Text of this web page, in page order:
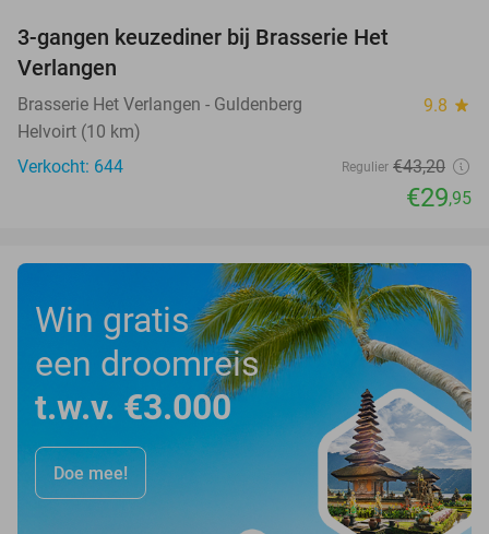
3-gangen keuzediner bij Brasserie Het
Verlangen
Brasserie Het Verlangen - Guldenberg 9.8 star
Helvoirt (10 km)
Verkocht: 644
Regulier €43,20
€29,95
Win gratis
een droomreis
t.w.v. €3.000
Doe mee!